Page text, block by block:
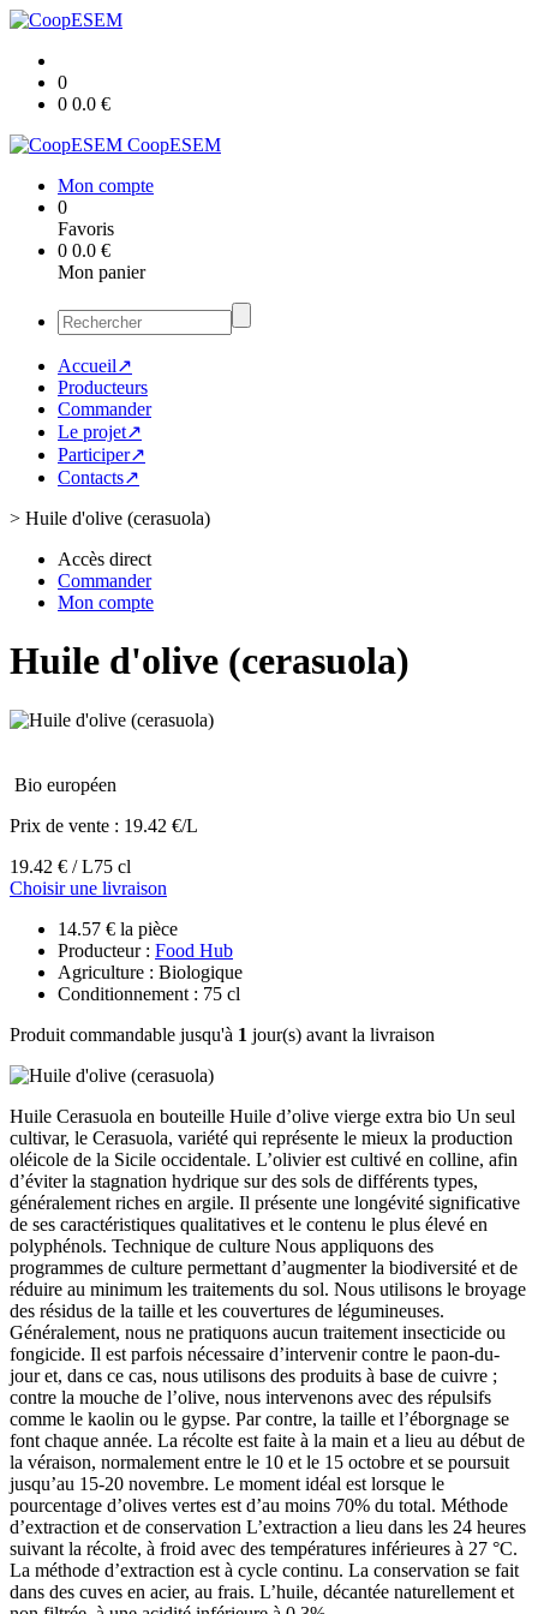
0
0 0.0 €
CoopESEM
Mon compte
0
Favoris
0 0.0 €
Mon panier
Accueil↗
Producteurs
Commander
Le projet↗
Participer↗
Contacts↗
> Huile d'olive (cerasuola)
Accès direct
Commander
Mon compte
Huile d'olive (cerasuola)
Bio européen
Prix de vente : 19.42 €/L
19.42 € / L75 cl
Choisir une livraison
14.57 € la pièce
Producteur : Food Hub
Agriculture : Biologique
Conditionnement : 75 cl
Produit commandable jusqu'à 1 jour(s) avant la livraison
Huile Cerasuola en bouteille Huile d’olive vierge extra bio Un seul
cultivar, le Cerasuola, variété qui représente le mieux la production
oléicole de la Sicile occidentale. L’olivier est cultivé en colline, afin
d’éviter la stagnation hydrique sur des sols de différents types,
généralement riches en argile. Il présente une longévité significative
de ses caractéristiques qualitatives et le contenu le plus élevé en
polyphénols. Technique de culture Nous appliquons des
programmes de culture permettant d’augmenter la biodiversité et de
réduire au minimum les traitements du sol. Nous utilisons le broyage
des résidus de la taille et les couvertures de légumineuses.
Généralement, nous ne pratiquons aucun traitement insecticide ou
fongicide. Il est parfois nécessaire d’intervenir contre le paon-du-
jour et, dans ce cas, nous utilisons des produits à base de cuivre ;
contre la mouche de l’olive, nous intervenons avec des répulsifs
comme le kaolin ou le gypse. Par contre, la taille et l’éborgnage se
font chaque année. La récolte est faite à la main et a lieu au début de
la véraison, normalement entre le 10 et le 15 octobre et se poursuit
jusqu’au 15-20 novembre. Le moment idéal est lorsque le
pourcentage d’olives vertes est d’au moins 70% du total. Méthode
d’extraction et de conservation L’extraction a lieu dans les 24 heures
suivant la récolte, à froid avec des températures inférieures à 27 °C.
La méthode d’extraction est à cycle continu. La conservation se fait
dans des cuves en acier, au frais. L’huile, décantée naturellement et